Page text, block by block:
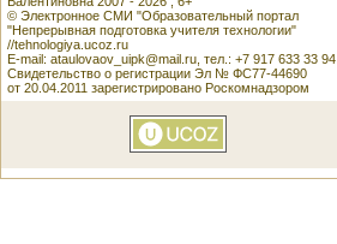
© Электронное СМИ "Образовательный портал
"Непрерывная подготовка учителя технологии"
//tehnologiya.ucoz.ru
E-mail: ataulovaov_uipk@mail.ru, тел.: +7 917 633 33 94
Свидетельство о регистрации Эл № ФС77-44690
от 20.04.2011 зарегистрировано Роскомнадзором